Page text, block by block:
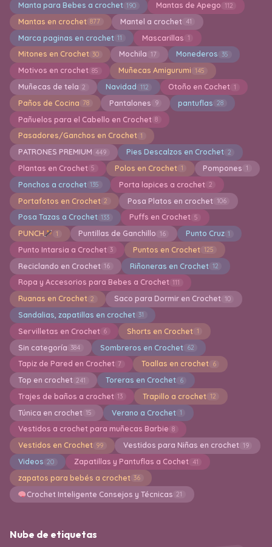
Manta para Bebes a crochet 190 Mantas de Apego 112
Mantas en crochet 877 Mantel a crochet 41
Marca paginas en crochet 11 Mascarillas 1
Mitones en Crochet 30 Mochila 17 Monederos 35
Motivos en crochet 85 Muñecas Amigurumi 145
Muñecas de tela 2 Navidad 112 Otoño en Cochet 1
Paños de Cocina 78 Pantalones 9 pantuflas 28
Pañuelos para el Cabello en Crochet 8
Pasadores/Ganchos en Crochet 1
PATRONES PREMIUM 449 Pies Descalzos en Crochet 2
Plantas en Crochet 5 Polos en Crochet 1 Pompones 1
Ponchos a crochet 135 Porta lapices a crochet 2
Portafotos en Crochet 2 Posa Platos en crochet 106
Posa Tazas a Crochet 133 Puffs en Crochet 5
PUNCH 1 Puntillas de Ganchillo 16 Punto Cruz 1
Punto Intarsia a Crochet 3 Puntos en Crochet 125
Reciclando en Crochet 16 Riñoneras en Crochet 12
Ropa y Accesorios para Bebes a Crochet 111
Ruanas en Crochet 2 Saco para Dormir en Crochet 10
Sandalias, zapatillas en crochet 31
Servilletas en Crochet 6 Shorts en Crochet 1
Sin categoría 384 Sombreros en Crochet 62
Tapiz de Pared en Crochet 7 Toallas en crochet 6
Top en crochet 241 Toreras en Crochet 6
Trajes de baños a crochet 13 Trapillo a crochet 12
Túnica en crochet 15 Verano a Crochet 1
Vestidos a crochet para muñecas Barbie 8
Vestidos en Crochet 99 Vestidos para Niñas en crochet 19
Videos 20 Zapatillas y Pantuflas a Cochet 41
zapatos para bebés a crochet 36
Crochet Inteligente Consejos y Técnicas 21
Nube de etiquetas